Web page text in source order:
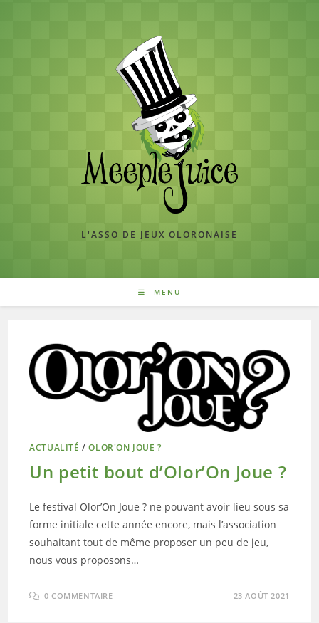
L'ASSO DE JEUX OLORONAISE
MENU
ACTUALITÉ /OLOR'ON JOUE ?
Un petit bout d’Olor’On Joue ?
Le festival Olor’On Joue ? ne pouvant avoir lieu sous sa
forme initiale cette année encore, mais l’association
souhaitant tout de même proposer un peu de jeu,
nous vous proposons…
0 COMMENTAIRE 23 AOÛT 2021